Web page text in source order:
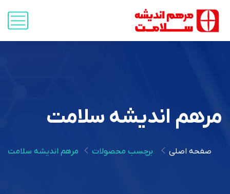
مرهم اندیشه سلامت
صفحه اصلی برچسب محصولات مرهم اندیشه سلامت